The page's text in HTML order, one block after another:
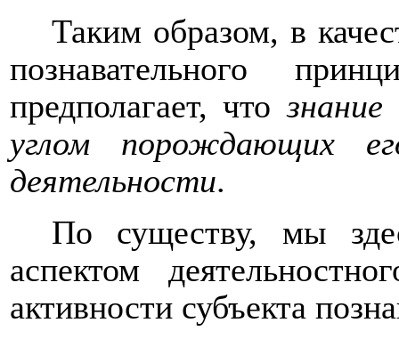
Таким образом, в
познавательного
предполагает, что
углом порождающих
деятельности.
По существу, мы
аспектом
активности субъекта